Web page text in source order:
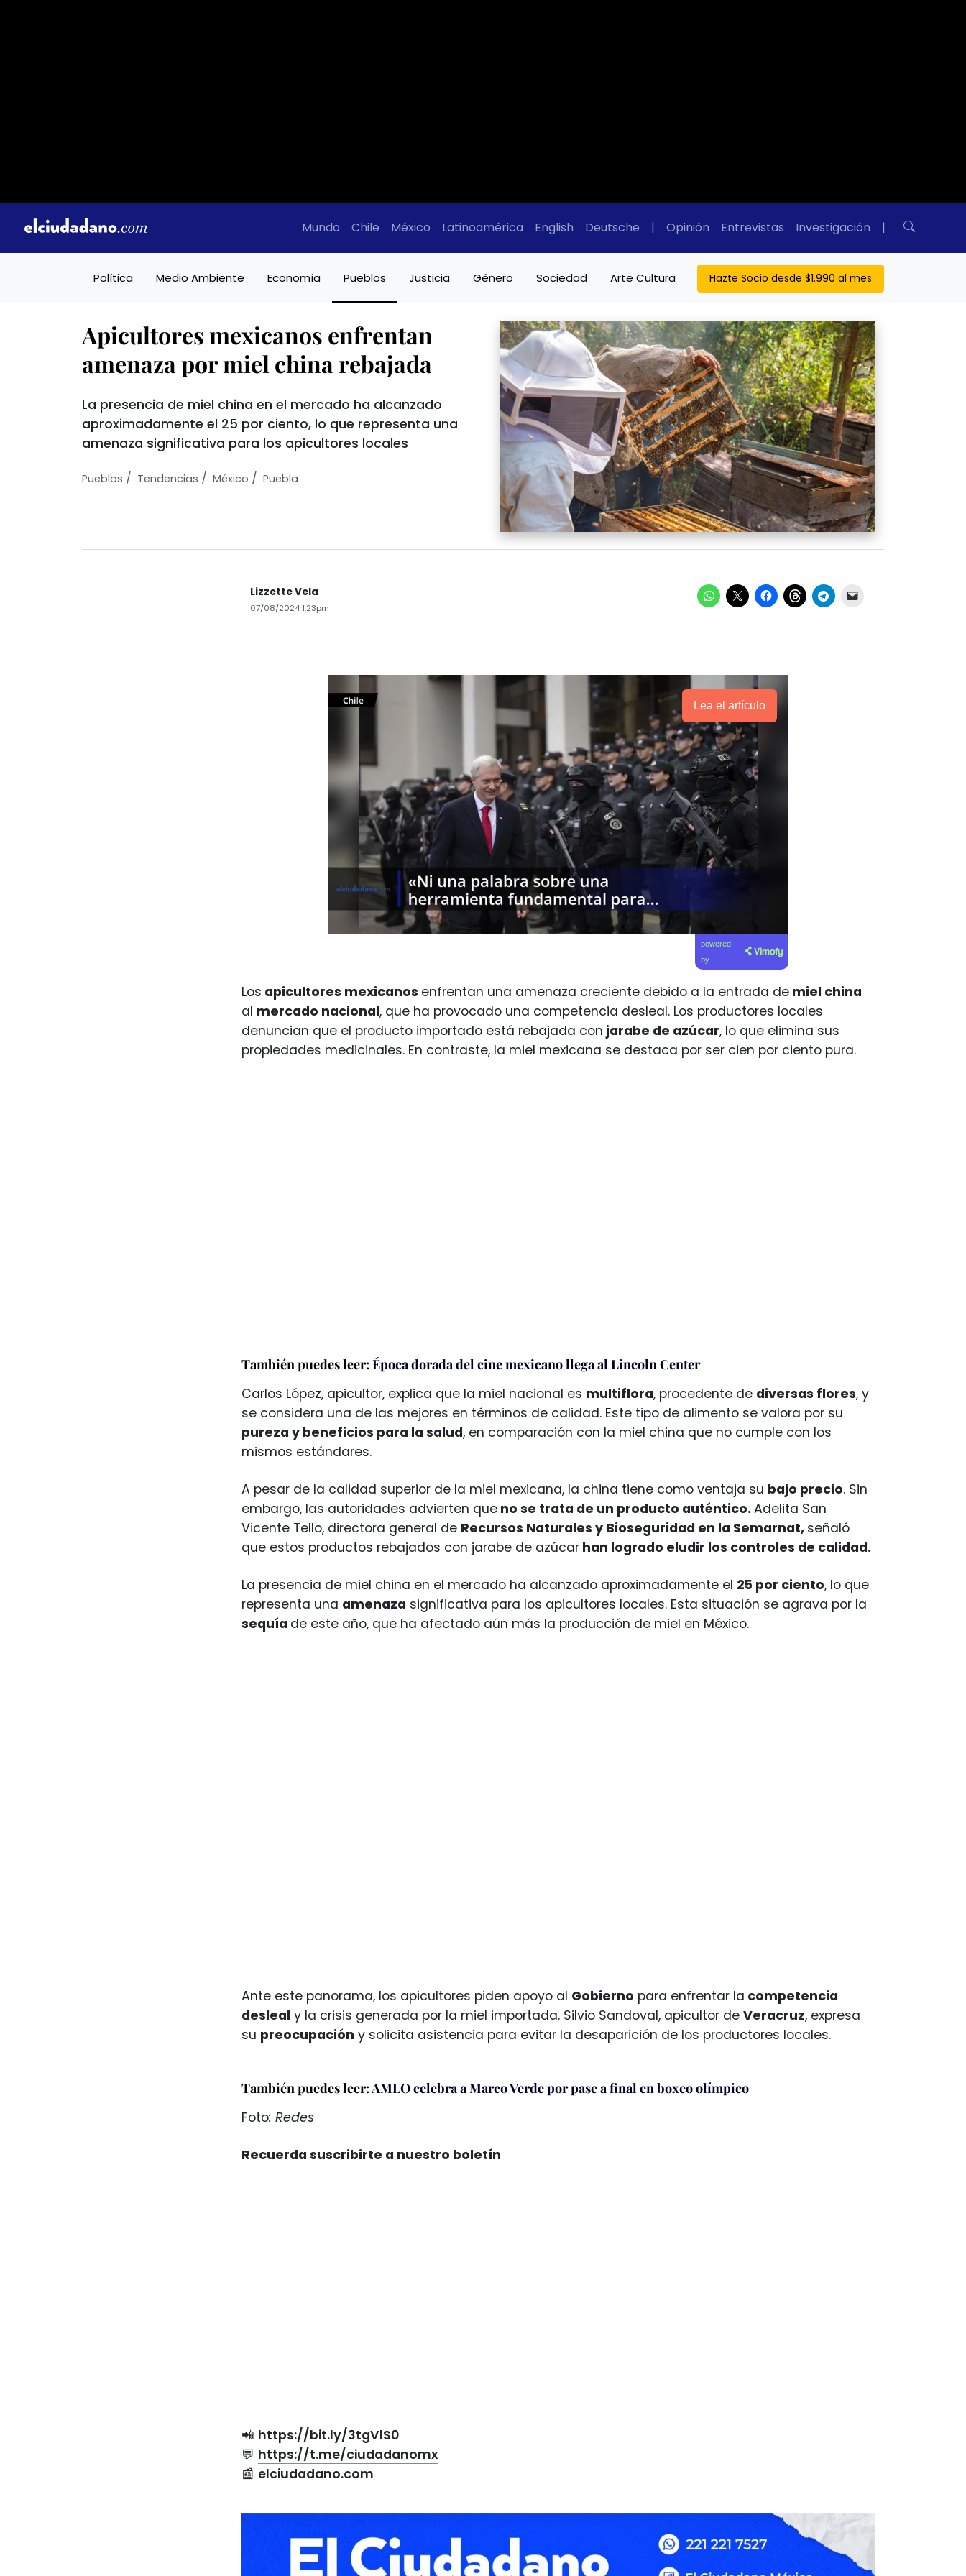
Mundo Chile México Latinoamérica English Deutsche | Opinión Entrevistas Investigación |
Política Medio Ambiente Economía Pueblos Justicia Género Sociedad Arte Cultura Hazte Socio desde $1.990 al mes
Apicultores mexicanos enfrentan
amenaza por miel china rebajada
La presencia de miel china en el mercado ha alcanzado
aproximadamente el 25 por ciento, lo que representa una
amenaza significativa para los apicultores locales
Pueblos / Tendencias / México / Puebla
Lizzette Vela
07/08/2024 1:23pm
Lea el artículo
powered
by
Los apicultores mexicanos enfrentan una amenaza creciente debido a la entrada de miel china
al mercado nacional, que ha provocado una competencia desleal. Los productores locales
denuncian que el producto importado está rebajada con jarabe de azúcar, lo que elimina sus
propiedades medicinales. En contraste, la miel mexicana se destaca por ser cien por ciento pura.
También puedes leer: Época dorada del cine mexicano llega al Lincoln Center
Carlos López, apicultor, explica que la miel nacional es multiflora, procedente de diversas flores, y
se considera una de las mejores en términos de calidad. Este tipo de alimento se valora por su
pureza y beneficios para la salud, en comparación con la miel china que no cumple con los
mismos estándares.
A pesar de la calidad superior de la miel mexicana, la china tiene como ventaja su bajo precio. Sin
embargo, las autoridades advierten que no se trata de un producto auténtico. Adelita San
Vicente Tello, directora general de Recursos Naturales y Bioseguridad en la Semarnat, señaló
que estos productos rebajados con jarabe de azúcar han logrado eludir los controles de calidad.
La presencia de miel china en el mercado ha alcanzado aproximadamente el 25 por ciento, lo que
representa una amenaza significativa para los apicultores locales. Esta situación se agrava por la
sequía de este año, que ha afectado aún más la producción de miel en México.
Ante este panorama, los apicultores piden apoyo al Gobierno para enfrentar la competencia
desleal y la crisis generada por la miel importada. Silvio Sandoval, apicultor de Veracruz, expresa
su preocupación y solicita asistencia para evitar la desaparición de los productores locales.
También puedes leer:AMLO celebra a Marco Verde por pase a final en boxeo olímpico
Foto: Redes
Recuerda suscribirte a nuestro boletín
📲 https://bit.ly/3tgVlS0
💬 https://t.me/ciudadanomx
📰 elciudadano.com